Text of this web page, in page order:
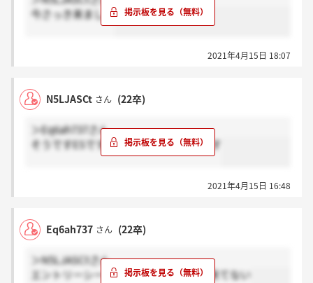
今さっき来ました
2021年4月15日 18:07
N5LJASCt さん (22卒)
＞Eq6ah737さん
そうですESです！ありがとうございます
2021年4月15日 16:48
Eq6ah737 さん (22卒)
＞N5LJASCtさん
エントリーシートについてよな？まだ来てない